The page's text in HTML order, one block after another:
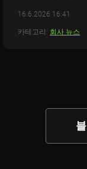
16.6.2026 16:41
카테고리: 회사 뉴스